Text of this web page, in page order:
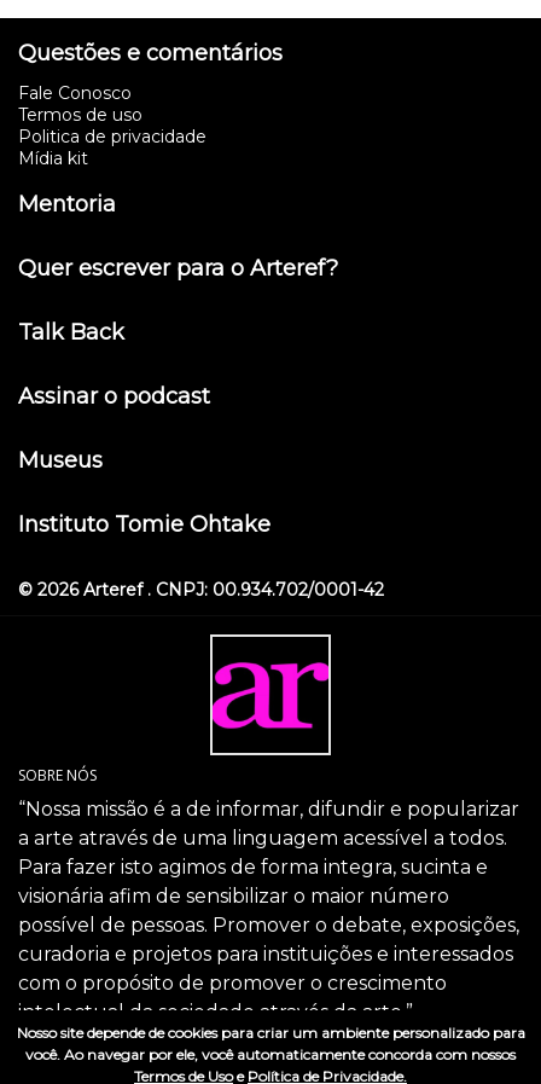
Questões e comentários
Fale Conosco
Termos de uso
Politica de privacidade
Mídia kit
Mentoria
Quer escrever para o Arteref?
Talk Back
Assinar o podcast
Museus
Instituto Tomie Ohtake
© 2026 Arteref . CNPJ: 00.934.702/0001-42
SOBRE NÓS
“Nossa missão é a de informar, difundir e popularizar
a arte através de uma linguagem acessível a todos.
Para fazer isto agimos de forma integra, sucinta e
visionária afim de sensibilizar o maior número
possível de pessoas. Promover o debate, exposições,
curadoria e projetos para instituições e interessados
com o propósito de promover o crescimento
intelectual da sociedade através da arte.”
SIGA-NOS
Nosso site depende de cookies para criar um ambiente personalizado para
você. Ao navegar por ele, você automaticamente concorda com nossos
Termos de Usoe Política de Privacidade.